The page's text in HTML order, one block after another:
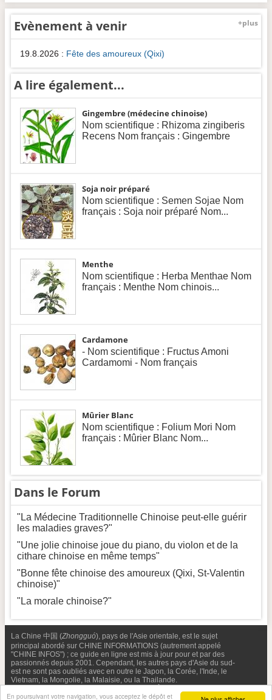
En poursuivant votre navigation, vous acceptez le dépôt et
+plus
Evènement à venir
19.8.2026 : Fête des amoureux (Qixi)
A lire également...
Gingembre (médecine chinoise)
Nom scientifique : Rhizoma zingiberis
Recens Nom français : Gingembre
Soja noir préparé
Nom scientifique : Semen Sojae Nom
français : Soja noir préparé Nom...
Menthe
Nom scientifique : Herba Menthae Nom
français : Menthe Nom chinois...
Cardamone
- Nom scientifique : Fructus Amoni
Cardamomi - Nom français
Mûrier Blanc
Nom scientifique : Folium Mori Nom
français : Mûrier Blanc Nom...
Dans le Forum
"La Médecine Traditionnelle Chinoise peut-elle guérir
les maladies graves?"
"Une jolie chinoise joue du piano, du violon et de la
cithare chinoise en même temps"
"Bonne fête chinoise des amoureux (Qixi, St-Valentin
chinoise)"
"La morale chinoise?"
La Chine 中国 (Zhongguó), pays de l'Asie orientale, est le sujet
principal abordé sur CHINE INFORMATIONS (autrement appelé
"CHINE INFOS") ; ce guide en ligne est mis à jour pour et par des
passionnés depuis 2001. Cependant, les autres pays d'Asie du sud-
est ne sont pas oubliés avec en outre le Japon, la Corée, l'Inde, le
Vietnam, la Mongolie, la Malaisie, ou la Thailande.